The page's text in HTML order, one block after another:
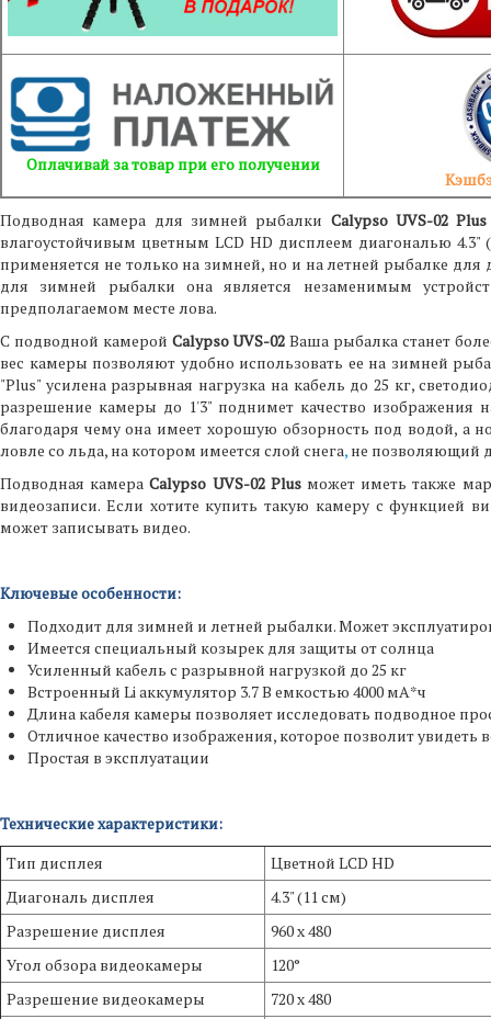
Оплачивай за товар при его получении
Подводная камера для зимней рыбалки Calypso UVS-02 Plus
влагоустойчивым цветным LCD HD дисплеем диагональю 4.3"
применяется не только на зимней, но и на летней рыбалке
для зимней рыбалки она является незаменимым
предполагаемом месте лова.
С подводной камерой Calypso UVS-02 Ваша рыбалка станет
вес камеры позволяют удобно использовать ее на зимней
"Plus" усилена разрывная нагрузка на кабель до 25 кг,
разрешение камеры до 1'3" поднимет качество изображения
благодаря чему она имеет хорошую обзорность под водой, а
ловле со льда, на котором имеется слой снега, не позволяющий
Подводная камераCalypso UVS-02 Plusможет иметь также
видеозаписи. Если хотите купить такую камеру с функцией
может записывать видео.
Ключевые особенности:
Подходит для зимней и летней рыбалки. Может
Имеется специальный козырек для защиты от солнца
Усиленный кабель с разрывной нагрузкой до 25 кг
Встроенный Li аккумулятор 3.7 В емкостью 4000 мА*ч
Длина кабеля камеры позволяет исследовать подводное
Отличное качество изображения, которое позволит увидеть
Простая в эксплуатации
Технические характеристики:
Тип дисплея
Цветной LCD HD
Диагональ дисплея
4.3" (11 см)
Разрешение дисплея
960 x 480
Угол обзора видеокамеры
120°
Разрешение видеокамеры
720 х 480